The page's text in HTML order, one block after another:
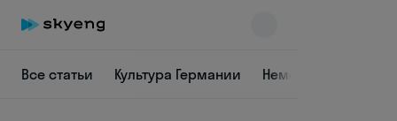
Все статьи Культура Германии Немецкая лексика